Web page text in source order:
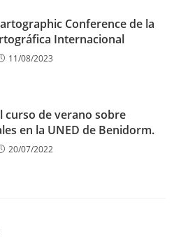
Conference de la
Internacional
11/08/2023
curso de verano sobre
en la UNED de Benidorm.
20/07/2022